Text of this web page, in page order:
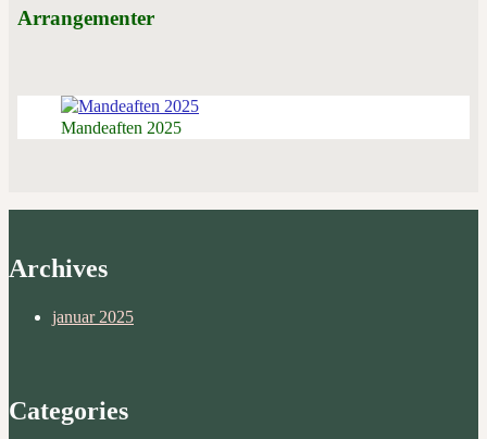
Arrangementer
Mandeaften 2025
Archives
januar 2025
Categories